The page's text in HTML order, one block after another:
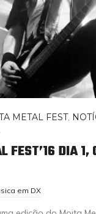
METAL FEST,
FEST’16 DIA 1,
em DX